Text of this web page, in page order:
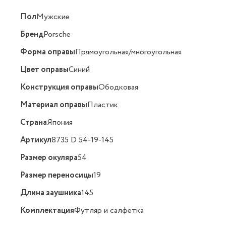
ПолМужские
БрендPorsche
Форма оправыПрямоугольная/многоугольная
Цвет оправыСиний
Конструкция оправыОбодковая
Материал оправыПластик
СтранаЯпония
Артикул8735 D 54-19-145
Размер окуляра54
Размер переносицы19
Длина заушника145
КомплектацияФутляр и салфетка